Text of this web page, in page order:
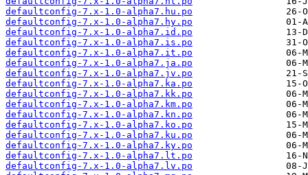
defaultconfig-7.x-1.0-alpha7.hu.po
defaultconfig-7.x-1.0-alpha7.hy.po
defaultconfig-7.x-1.0-alpha7.id.po
defaultconfig-7.x-1.0-alpha7.is.po
defaultconfig-7.x-1.0-alpha7.it.po
defaultconfig-7.x-1.0-alpha7.ja.po
defaultconfig-7.x-1.0-alpha7.jv.po
defaultconfig-7.x-1.0-alpha7.ka.po
defaultconfig-7.x-1.0-alpha7.kk.po
defaultconfig-7.x-1.0-alpha7.km.po
defaultconfig-7.x-1.0-alpha7.kn.po
defaultconfig-7.x-1.0-alpha7.ko.po
defaultconfig-7.x-1.0-alpha7.ku.po
defaultconfig-7.x-1.0-alpha7.ky.po
defaultconfig-7.x-1.0-alpha7.lt.po
defaultconfig-7.x-1.0-alpha7.lv.po